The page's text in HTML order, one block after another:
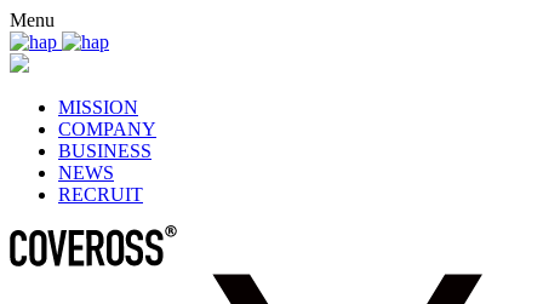
Skip
to
content
Menu
MISSION
COMPANY
BUSINESS
NEWS
RECRUIT